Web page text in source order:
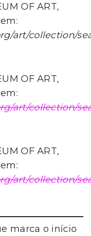
OF ART,
art/collection/
OF ART,
art/collection/
OF ART,
art/collection/
marca o início